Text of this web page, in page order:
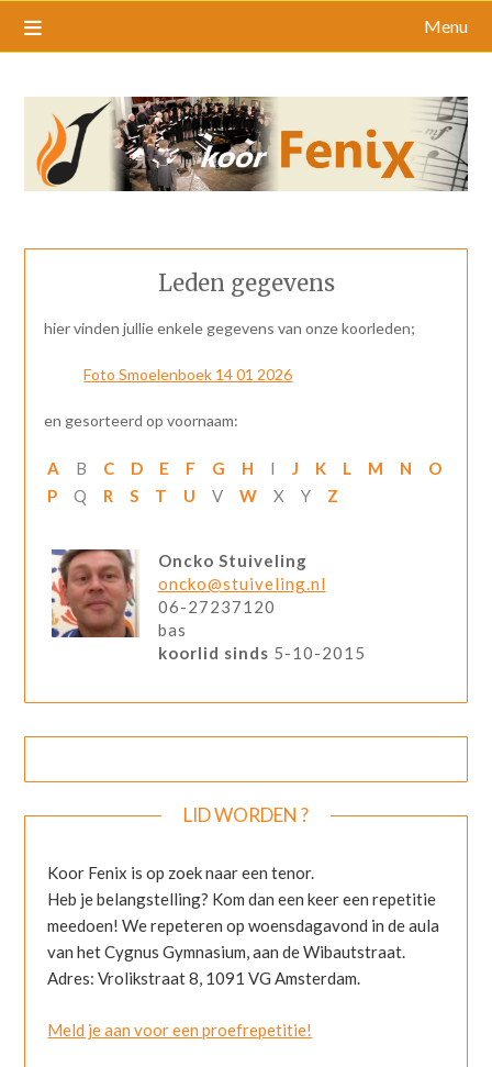
Menu
Leden gegevens
hier vinden jullie enkele gegevens van onze koorleden;
Foto Smoelenboek 14 01 2026
en gesorteerd op voornaam:
A B C D E F G H I J K L M N
O
P
Q R S T U V W X Y Z
Oncko Stuiveling
oncko@stuiveling.nl
06-27237120
bas
koorlid sinds 5-10-2015
LID WORDEN ?
Koor Fenix is op zoek naar een tenor.
Heb je belangstelling? Kom dan een keer een repetitie
meedoen! We repeteren op woensdagavond in de aula
van het Cygnus Gymnasium, aan de Wibautstraat.
Adres: Vrolikstraat 8, 1091 VG Amsterdam.
Meld je aan voor een proefrepetitie!